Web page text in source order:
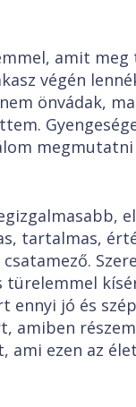
amit meg
végén
önvádak,
tartalmas,
türelemmel
ennyi jó és
amiben
ami ezen az